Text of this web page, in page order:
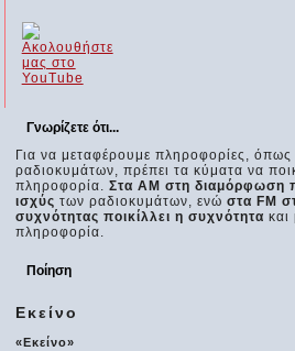
Γνωρίζετε ότι...
Για να μεταφέρουμε πληροφορίες,
ραδιοκυμάτων, πρέπει τα κύματα να
πληροφορία.Στα AM στη διαμόρφωση
ισχύς των ραδιοκυμάτων, ενώστα FM
συχνότητας ποικίλλει η συχνότητα και
πληροφορία.
Ποίηση
Εκείνο
«Εκείνο»